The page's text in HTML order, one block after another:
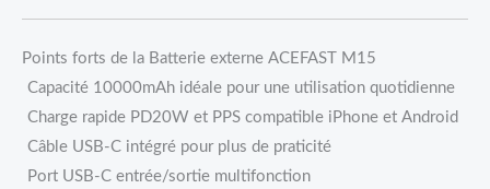
Points forts de la Batterie externe ACEFAST M15
Capacité 10000mAh idéale pour une utilisation quotidienne
Charge rapide PD20W et PPS compatible iPhone et Android
Câble USB-C intégré pour plus de praticité
Port USB-C entrée/sortie multifonction